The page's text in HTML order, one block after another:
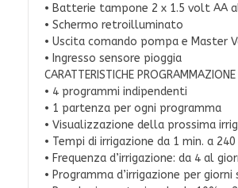
• Batterie tampone 2 x 1.5 volt AA
• Schermo retroilluminato
• Uscita comando pompa e Master
• Ingresso sensore pioggia
CARATTERISTICHE PROGRAMMAZIONE
• 4 programmi indipendenti
• 1 partenza per ogni programma
• Visualizzazione della prossima
• Tempi di irrigazione da 1 min. a
• Frequenza d’irrigazione: da 4 al
• Programma d’irrigazione per